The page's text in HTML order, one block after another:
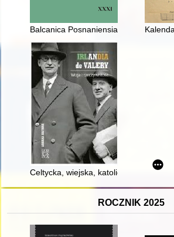
Balcanica Posnaniensia : acta et
Celtycka, wiejska, katolicka : Irlandia
ROCZNIK 2025